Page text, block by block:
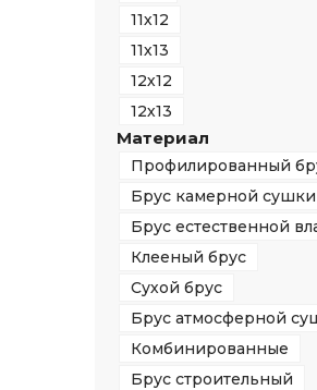
11х12
11х13
12х12
12х13
Материал
Профилированный
Брус камерной сушки
Брус естественной
Клееный брус
Сухой брус
Брус атмосферной
Комбинированные
Брус строительный